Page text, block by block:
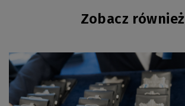
Zobacz również